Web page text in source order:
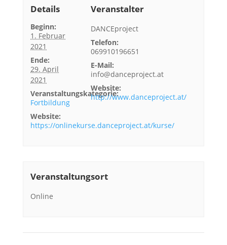
Details
Beginn:
1. Februar
2021
Ende:
29. April
2021
Veranstaltungskategorie:
Fortbildung
Website:
https://onlinekurse.danceproject.at/kurse/
Veranstalter
DANCEproject
Telefon:
069910196651
E-Mail:
info@danceproject.at
Website:
http://www.danceproject.at/
Veranstaltungsort
Online